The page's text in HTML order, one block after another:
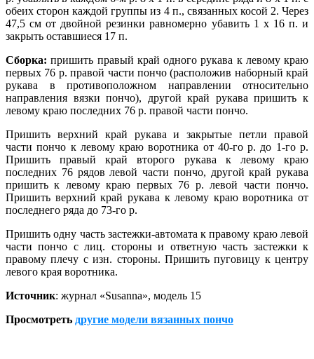
обеих сторон каждой группы из 4 п., связанных косой 2. Через
47,5 см от двойной резинки равномерно убавить 1 х 16 п. и
закрыть оставшиеся 17 п.
Сборка: пришить правый край одного рукава к левому краю
первых 76 р. правой части пончо (расположив наборный край
рукава в противоположном направлении относительно
направления вязки пончо), другой край рукава пришить к
левому краю последних 76 р. правой части пончо.
Пришить верхний край рукава и закрытые петли правой
части пончо к левому краю воротника от 40-го р. до 1-го р.
Пришить правый край второго рукава к левому краю
последних 76 рядов левой части пончо, другой край рукава
пришить к левому краю первых 76 р. левой части пончо.
Пришить верхний край рукава к левому краю воротника от
последнего ряда до 73-го р.
Пришить одну часть застежки-автомата к правому краю левой
части пончо с лиц. стороны и ответную часть застежки к
правому плечу с изн. стороны. Пришить пуговицу к центру
левого края воротника.
Источник: журнал «Susanna», модель 15
Просмотреть другие модели вязанных пончо